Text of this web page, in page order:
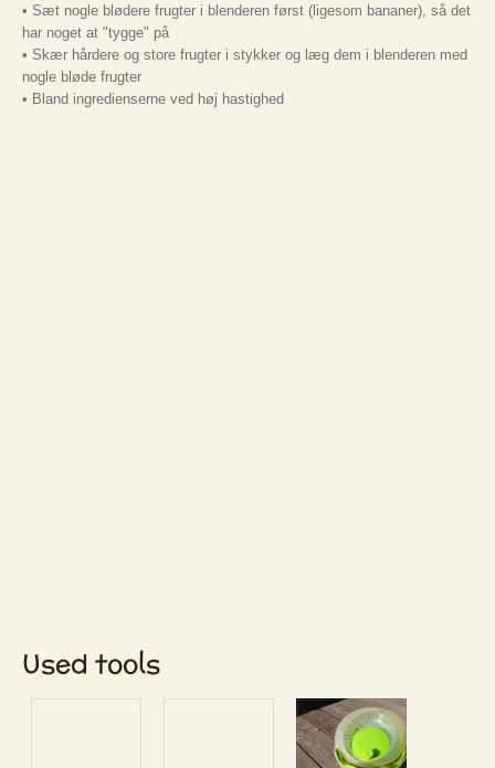
• Sæt nogle blødere frugter i blenderen først (ligesom bananer), så det
har noget at "tygge" på
• Skær hårdere og store frugter i stykker og læg dem i blenderen med
nogle bløde frugter
• Bland ingredienserne ved høj hastighed
Used tools